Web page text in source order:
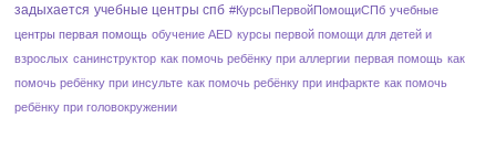
задыхается учебные центры спб #КурсыПервойПомощиСПб учебные
центры первая помощь обучение AED курсы первой помощи для детей и
взрослых санинструктор как помочь ребёнку при аллергии первая помощь как
помочь ребёнку при инсульте как помочь ребёнку при инфаркте как помочь
ребёнку при головокружении